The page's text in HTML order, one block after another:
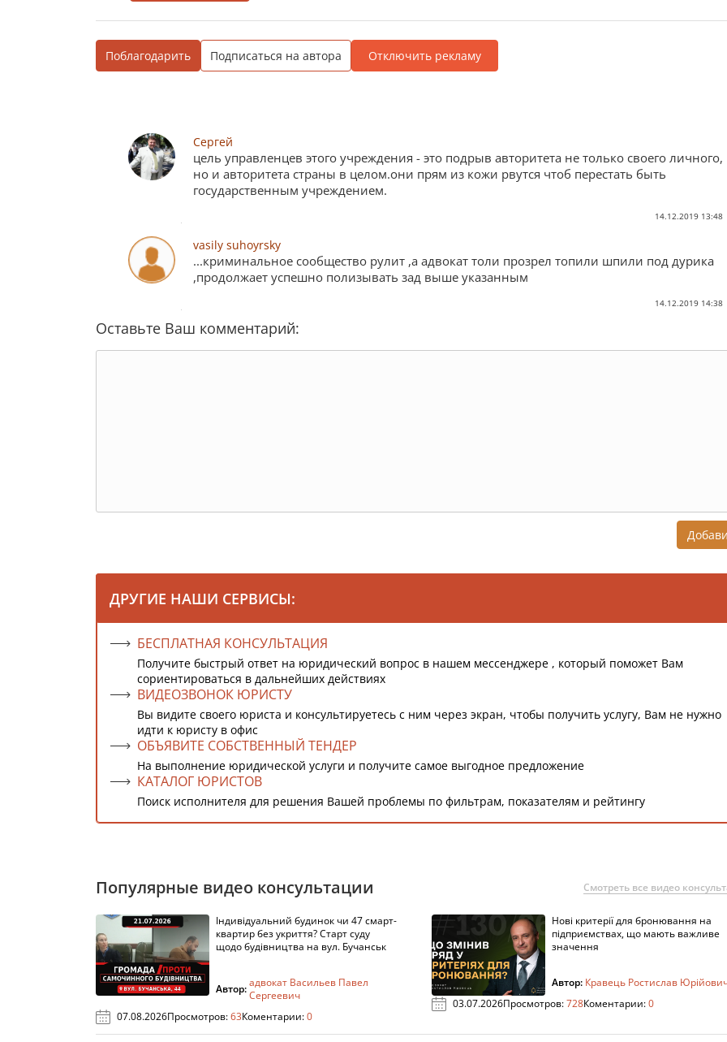
Поблагодарить Подписаться на автора Отключить рекламу
Сергей
цель управленцев этого учреждения - это подрыв авторитета не только своего личного,
но и авторитета страны в целом.они прям из кожи рвутся чтоб перестать быть
государственным учреждением.
14.12.2019 13:48
vasily suhoyrsky
...криминальное сообщество рулит ,а адвокат толи прозрел топили шпили под дурика
,продолжает успешно полизывать зад выше указанным
14.12.2019 14:38
Оставьте Ваш комментарий:
ДРУГИЕ НАШИ СЕРВИСЫ:
БЕСПЛАТНАЯ КОНСУЛЬТАЦИЯ
Получите быстрый ответ на юридический вопрос в нашем мессенджере , который поможет Вам
сориентироваться в дальнейших действиях
ВИДЕОЗВОНОК ЮРИСТУ
Вы видите своего юриста и консультируетесь с ним через экран, чтобы получить услугу, Вам не нужно
идти к юристу в офис
ОБЪЯВИТЕ СОБСТВЕННЫЙ ТЕНДЕР
На выполнение юридической услуги и получите самое выгодное предложение
КАТАЛОГ ЮРИСТОВ
Поиск исполнителя для решения Вашей проблемы по фильтрам, показателям и рейтингу
Популярные видео консультации Смотреть все видео
Індивідуальний будинок чи 47 смарт-
квартир без укриття? Старт суду
щодо будівництва на вул. Бучанськ
Автор:адвокат Васильев Павел
Сергеевич
07.08.2026Просмотров:63Коментарии:0
Нові критерії для бронювання на
підприємствах, що мають важливе
значення
Автор: Кравець Ростислав
03.07.2026Просмотров:728Коментарии:0